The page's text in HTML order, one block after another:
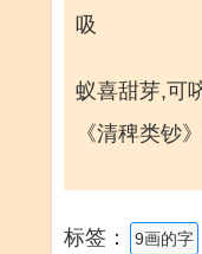
吸
蚁喜甜芽,可
《清稗类钞》
标签： 9画的字